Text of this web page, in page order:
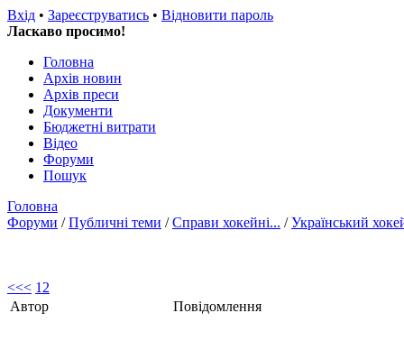
Вхід • Зареєструватись • Відновити пароль
Ласкаво просимо!
Головна
Архів новин
Архів преси
Документи
Бюджетні витрати
Відео
Форуми
Пошук
Головна
Форуми /Публичні теми /Справи хокейні... /Український
<<< 1 2
Автор
Повідомлення